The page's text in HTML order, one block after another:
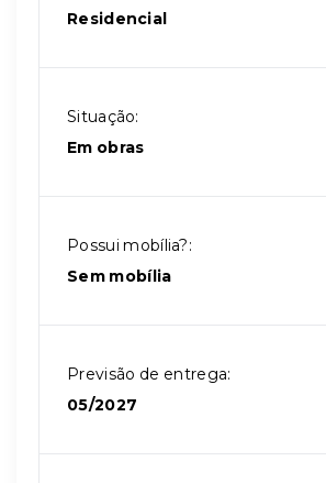
Residencial
Situação:
Em obras
Possui mobília?:
Sem mobília
Previsão de entrega:
05/2027